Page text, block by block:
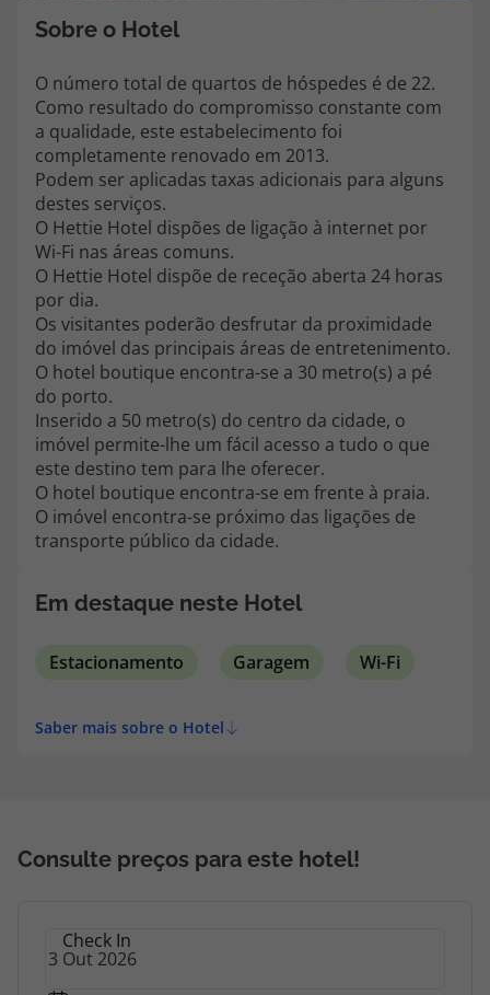
218 925 471
Apoio ao cliente no Estrangeiro
218 925 471
Custo de uma chamada para a rede fixa nacional.
A sua agência de viagens Top Atlântico tem a preocupação de estar
sempre mais perto de si, para maior comodidade e total facilidade
na marcação das suas viagens, tem ainda ao seu dispor o nosso call
center a funcionar todos os dias úteis das 10:00 às 20:00 e Sábado
das 10:00 às 14:00.
topatlantico@topatlantico.com
Sobre o Hotel
O número total de quartos de hóspedes é de 22.
Como resultado do compromisso constante com
a qualidade, este estabelecimento foi
completamente renovado em 2013.
Podem ser aplicadas taxas adicionais para alguns
destes serviços.
O Hettie Hotel dispões de ligação à internet por
Wi-Fi nas áreas comuns.
O Hettie Hotel dispõe de receção aberta 24 horas
por dia.
Os visitantes poderão desfrutar da proximidade
do imóvel das principais áreas de entretenimento.
O hotel boutique encontra-se a 30 metro(s) a pé
do porto.
Inserido a 50 metro(s) do centro da cidade, o
imóvel permite-lhe um fácil acesso a tudo o que
este destino tem para lhe oferecer.
O hotel boutique encontra-se em frente à praia.
O imóvel encontra-se próximo das ligações de
transporte público da cidade.
Em destaque neste Hotel
Estacionamento Garagem Wi-Fi
Saber mais sobre o Hotel
Consulte preços para este hotel!
Check In